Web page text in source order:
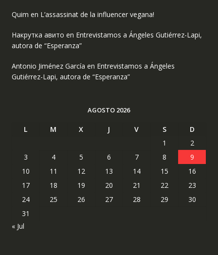
Quim en L’assassinat de la influencer vegana!
Накрутка авито en Entrevistamos a Ángeles Gutiérrez-Lapi,
autora de “Esperanza”
Antonio Jiménez García en Entrevistamos a Ángeles
Gutiérrez-Lapi, autora de “Esperanza”
AGOSTO 2026
L M X J V S
D
1
2
3
4 5 6 7 8
9
10
11 12 13 14 15
16
17
18 19 20 21 22
23
24
25 26 27 28 29
30
31
« Jul